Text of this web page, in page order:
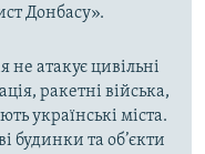
Донбасу».
не атакує цивільні
ракетні війська,
українські міста.
будинки та об’єкти